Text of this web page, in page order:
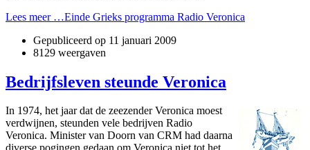
Lees meer …Einde Grieks programma Radio Veronica
Gepubliceerd op 11 januari 2009
8129 weergaven
Bedrijfsleven steunde Veronica
In 1974, het jaar dat de zeezender Veronica moest
verdwijnen, steunden vele bedrijven Radio
Veronica. Minister van Doorn van CRM had daarna